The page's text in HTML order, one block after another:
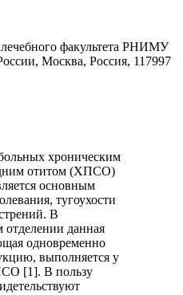
факультета РНИМУ
Москва, Россия, 117997
хроническим
отитом (ХПСО)
основным
тугоухости
В
отделении данная
одновременно
выполняется у
[1]. В пользу